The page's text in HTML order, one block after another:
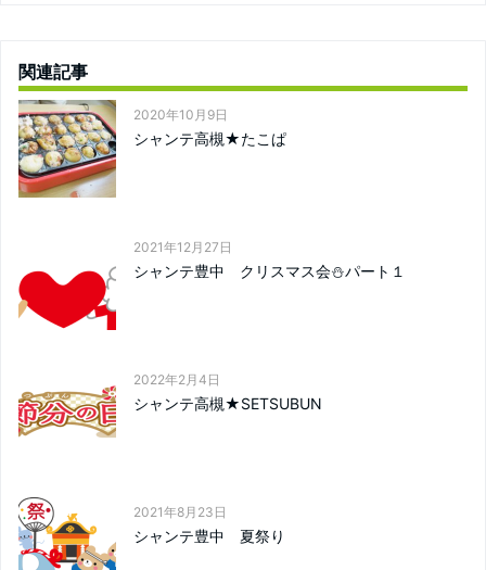
関連記事
2020年10月9日
シャンテ高槻★たこぱ
2021年12月27日
シャンテ豊中 クリスマス会⛄パート１
2022年2月4日
シャンテ高槻★SETSUBUN
2021年8月23日
シャンテ豊中 夏祭り